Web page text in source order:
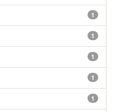
1
1
1
1
1